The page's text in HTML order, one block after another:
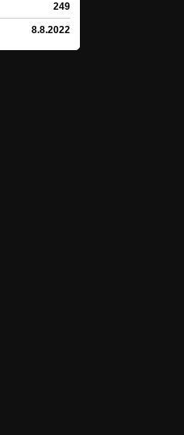
249
8.8.2022